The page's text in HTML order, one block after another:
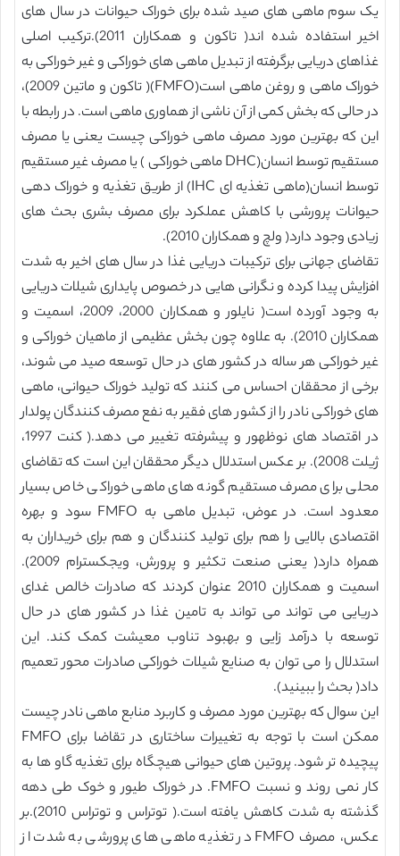
یک سوم ماهی های صید شده برای خوراک حیوانات در سال های
اخیر استفاده شده اند( تاکون و همکاران 2011).ترکیب اصلی
غذاهای دریایی برگرفته از تبدیل ماهی های خوراکی و غیر خوراکی به
خوراک ماهی و روغن ماهی است(FMFO)( تاکون و ماتین 2009)،
در حالی که بخش کمی از آن ناشی از هماوری ماهی است. در رابطه با
این که بهترین مورد مصرف ماهی خوراکی چیست یعنی یا مصرف
مستقیم توسط انسان(DHC ماهی خوراکی ) یا مصرف غیر مستقیم
توسط انسان(ماهی تغذیه ای IHC) از طریق تغذیه و خوراک دهی
حیوانات پرورشی با کاهش عملکرد برای مصرف بشری بحث های
زیادی وجود دارد( ولچ و همکاران 2010).
تقاضای جهانی برای ترکیبات دریایی غذا در سال های اخیر به شدت
افزایش پیدا کرده و نگرانی هایی در خصوص پایداری شیلات دریایی
به وجود آورده است( نایلور و همکاران 2000، 2009، اسمیت و
همکاران 2010). به علاوه چون بخش عظیمی از ماهیان خوراکی و
غیر خوراکی هر ساله در کشور های در حال توسعه صید می شوند،
برخی از محققان احساس می کنند که تولید خوراک حیوانی، ماهی
های خوراکی نادر را از کشور های فقیر به نفع مصرف کنندگان پولدار
در اقتصاد های نوظهور و پیشرفته تغییر می دهد.( کنت 1997،
ژیلت 2008). بر عکس استدلال دیگر محققان این است که تقاضای
محلی برای مصرف مستقیم گونه های ماهی خوراکی خاص بسیار
معدود است. در عوض، تبدیل ماهی به FMFO سود و بهره
اقتصادی بالایی را هم برای تولید کنندگان و هم برای خریداران به
همراه دارد( یعنی صنعت تکثیر و پرورش، ویجکسترام 2009).
اسمیت و همکاران 2010 عنوان کردند که صادرات خالص غدای
دریایی می تواند می تواند به تامین غذا در کشور های در حال
توسعه با درآمد زایی و بهبود تناوب معیشت کمک کند. این
استدلال را می توان به صنایع شیلات خوراکی صادرات محور تعمیم
داد( بحث را ببینید).
این سوال که بهترین مورد مصرف و کاربرد منابع ماهی نادر چیست
ممکن است با توجه به تغییرات ساختاری در تقاضا برای FMFO
پیچیده تر شود. پروتین های حیوانی هیچگاه برای تغذیه گاو ها به
کار نمی روند و نسبت FMFO. در خوراک طیور و خوک طی دهه
گذشته به شدت کاهش یافته است.( توتراس و توتراس 2010).بر
عکس، مصرف FMFO در تغذیه ماهی های پرورشی به شدت از